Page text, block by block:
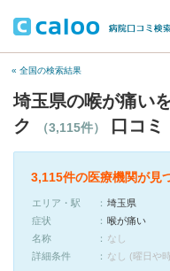
« 全国の検索結果
埼玉県の喉が痛い
ク
（3,115件） 口コミ
3,115件の医療機関が見
エリア・駅
埼玉県
症状
喉が痛い
名称
なし
詳細条件
なし (曜日や